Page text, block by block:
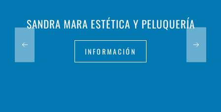
SANDRA MARA ESTÉTICA Y PELUQUERÍA
INFORMACIÓN